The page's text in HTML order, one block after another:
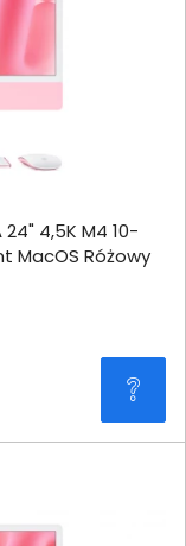
4,5K M4 10-
MacOS Różowy